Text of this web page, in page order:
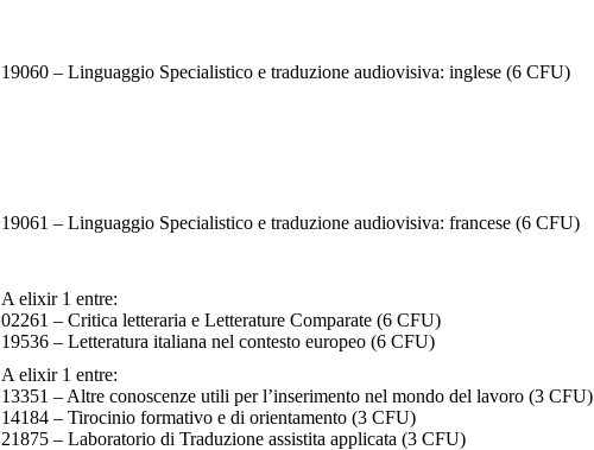
19060 – Linguaggio Specialistico e traduzione audiovisiva: inglese (6 CFU)
19061 – Linguaggio Specialistico e traduzione audiovisiva: francese (6 CFU)
A elixir 1 entre:
02261 – Critica letteraria e Letterature Comparate (6 CFU)
19536 – Letteratura italiana nel contesto europeo (6 CFU)
A elixir 1 entre:
13351 – Altre conoscenze utili per l’inserimento nel mondo del lavoro (3 CFU)
14184 – Tirocinio formativo e di orientamento (3 CFU)
21875 – Laboratorio di Traduzione assistita applicata (3 CFU)